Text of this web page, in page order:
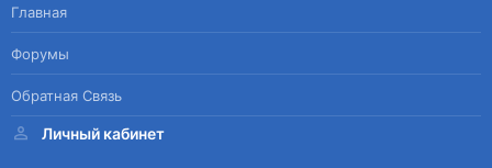
Главная
Форумы
Обратная Связь
Личный кабинет